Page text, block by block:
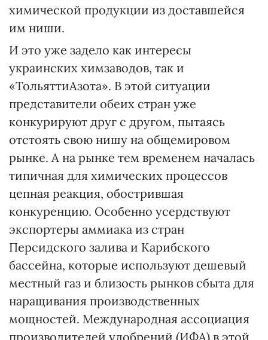
химической продукции из доставшейся
им ниши.
И это уже задело как интересы
украинских химзаводов, так и
«ТольяттиАзота». В этой ситуации
представители обеих стран уже
конкурируют друг с другом, пытаясь
отстоять свою нишу на общемировом
рынке. А на рынке тем временем началась
типичная для химических процессов
цепная реакция, обострившая
конкуренцию. Особенно усердствуют
экспортеры аммиака из стран
Персидского залива и Карибского
бассейна, которые используют дешевый
местный газ и близость рынков сбыта для
наращивания производственных
мощностей. Международная ассоциация
производителей удобрений (ИФА) в этой